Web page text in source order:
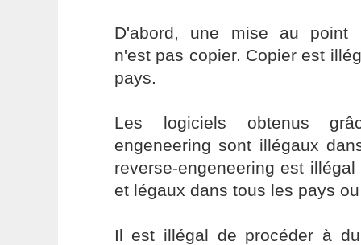
D'abord, une mise au point
n'est pas copier. Copier est
pays.
Les logiciels obtenus
engeneering sont illégaux
reverse-engeneering est
et légaux dans tous les pays
Il est illégal de procéder à du